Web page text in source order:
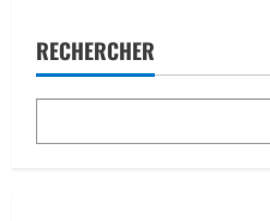
sera
présente
sites
RECHERCHER